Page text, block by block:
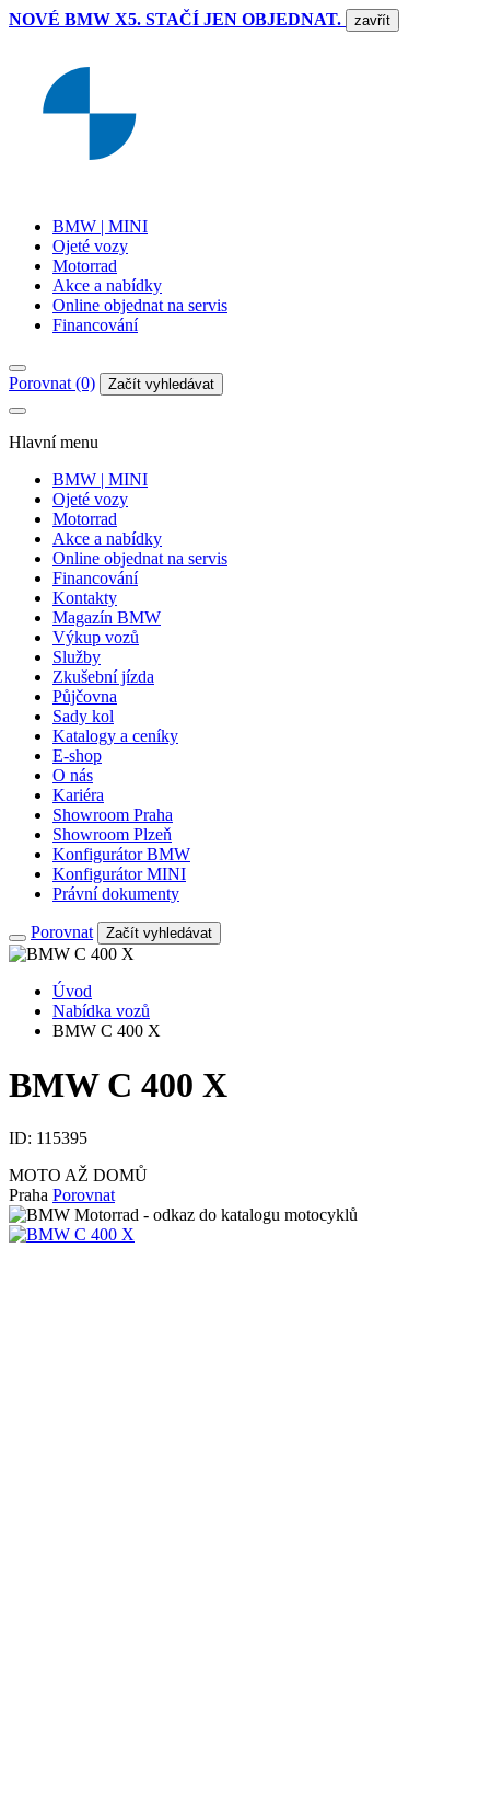
NOVÉ BMW X5. STAČÍ JEN OBJEDNAT. zavřít
BMW | MINI
Ojeté vozy
Motorrad
Akce a nabídky
Online objednat na servis
Financování
Porovnat (0) Začít vyhledávat
Hlavní menu
BMW | MINI
Ojeté vozy
Motorrad
Akce a nabídky
Online objednat na servis
Financování
Kontakty
Magazín BMW
Výkup vozů
Služby
Zkušební jízda
Půjčovna
Sady kol
Katalogy a ceníky
E-shop
O nás
Kariéra
Showroom Praha
Showroom Plzeň
Konfigurátor BMW
Konfigurátor MINI
Právní dokumenty
Porovnat Začít vyhledávat
Úvod
Nabídka vozů
BMW C 400 X
BMW C 400 X
ID: 115395
MOTO AŽ DOMŮ
Praha Porovnat